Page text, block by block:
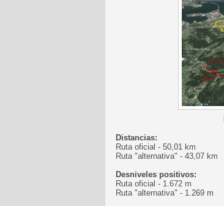
Distancias:
Ruta oficial - 50,01 km
Ruta "alternativa" - 43,07 km
Desniveles positivos:
Ruta oficial - 1.672 m
Ruta "alternativa" - 1.269 m